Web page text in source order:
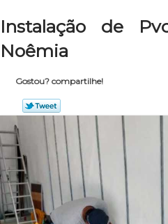
Instalação de
Noêmia
Gostou? compartilhe!